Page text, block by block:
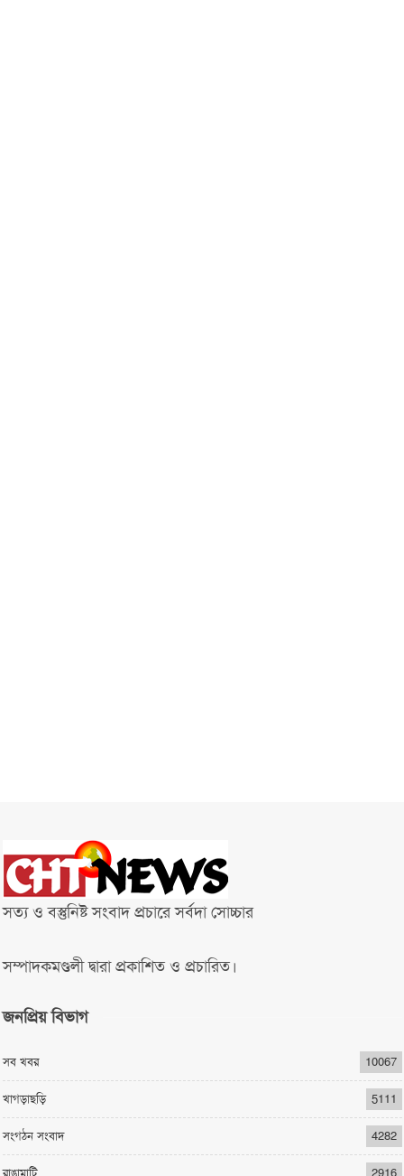
সত্য ও বস্তুনিষ্ট সংবাদ প্রচারে সর্বদা সোচ্চার
সম্পাদকমণ্ডলী দ্বারা প্রকাশিত ও প্রচারিত।
জনপ্রিয় বিভাগ
সব খবর 10067
খাগড়াছড়ি 5111
সংগঠন সংবাদ 4282
রাঙামাটি 2916